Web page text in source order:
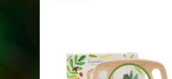
Teki Tekoi
Indovina chi sono! –